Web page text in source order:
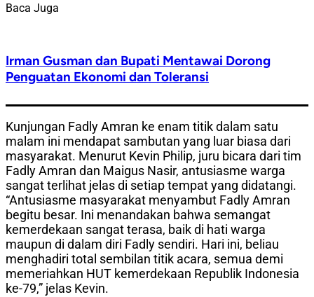
Baca Juga
Irman Gusman dan Bupati Mentawai Dorong
Penguatan Ekonomi dan Toleransi
Kunjungan Fadly Amran ke enam titik dalam satu
malam ini mendapat sambutan yang luar biasa dari
masyarakat. Menurut Kevin Philip, juru bicara dari tim
Fadly Amran dan Maigus Nasir, antusiasme warga
sangat terlihat jelas di setiap tempat yang didatangi.
“Antusiasme masyarakat menyambut Fadly Amran
begitu besar. Ini menandakan bahwa semangat
kemerdekaan sangat terasa, baik di hati warga
maupun di dalam diri Fadly sendiri. Hari ini, beliau
menghadiri total sembilan titik acara, semua demi
memeriahkan HUT kemerdekaan Republik Indonesia
ke-79,” jelas Kevin.